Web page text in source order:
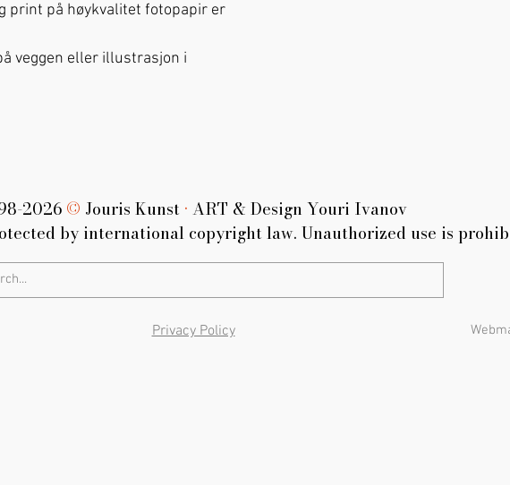
print på høykvalitet fotopapir er
veggen eller illustrasjon i
2026 © Jouris Kunst • ART & Design Youri Ivanov
by international copyright law. Unauthorized use is
Privacy Policy